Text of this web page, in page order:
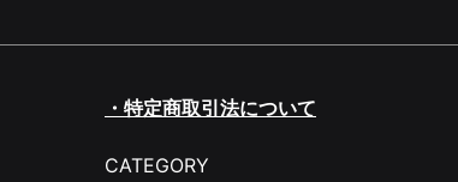
・特定商取引法について
CATEGORY